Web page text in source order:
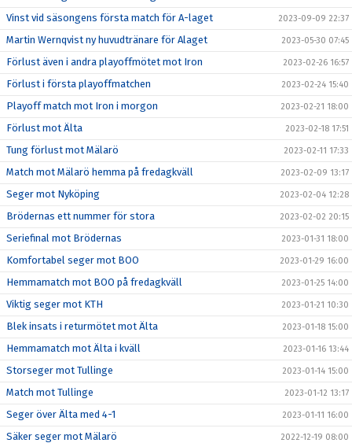
Vinst vid säsongens första match för A-laget 2023-09-09 22:37
Martin Wernqvist ny huvudtränare för Alaget 2023-05-30 07:45
Förlust även i andra playoffmötet mot Iron 2023-02-26 16:57
Förlust i första playoffmatchen 2023-02-24 15:40
Playoff match mot Iron i morgon 2023-02-21 18:00
Förlust mot Älta 2023-02-18 17:51
Tung förlust mot Mälarö 2023-02-11 17:33
Match mot Mälarö hemma på fredagkväll 2023-02-09 13:17
Seger mot Nyköping 2023-02-04 12:28
Brödernas ett nummer för stora 2023-02-02 20:15
Seriefinal mot Brödernas 2023-01-31 18:00
Komfortabel seger mot BOO 2023-01-29 16:00
Hemmamatch mot BOO på fredagkväll 2023-01-25 14:00
Viktig seger mot KTH 2023-01-21 10:30
Blek insats i returmötet mot Älta 2023-01-18 15:00
Hemmamatch mot Älta i kväll 2023-01-16 13:44
Storseger mot Tullinge 2023-01-14 15:00
Match mot Tullinge 2023-01-12 13:17
Seger över Älta med 4-1 2023-01-11 16:00
Säker seger mot Mälarö 2022-12-19 08:00